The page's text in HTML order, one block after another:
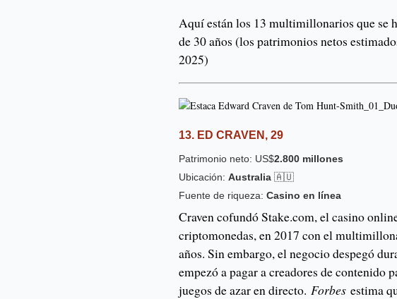
Aquí están los 13 multimillonarios que se
de 30 años (los patrimonios netos
2025)
13. ED CRAVEN, 29
Patrimonio neto: US$2.800 millones
Ubicación:Australia 🇦🇺
Fuente de riqueza:Casino en línea
Craven cofundó Stake.com, el casino
criptomonedas, en 2017 con el
años. Sin embargo, el negocio despegó
empezó a pagar a creadores de contenido
juegos de azar en directo.Forbes estima